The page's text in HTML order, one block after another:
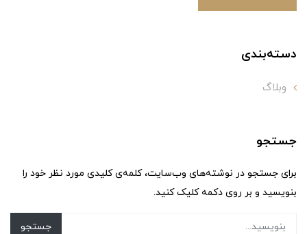
دسته‌بندی
وبلاگ
جستجو
برای جستجو در نوشته‌های وب‌سایت، کلمه‌ی کلیدی مورد نظر خود را
بنویسید و بر روی دکمه کلیک کنید.
جستجو